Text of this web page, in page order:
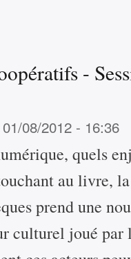
-
08/2012 - 16:36
quels
au livre,
prend une
culturel joué par